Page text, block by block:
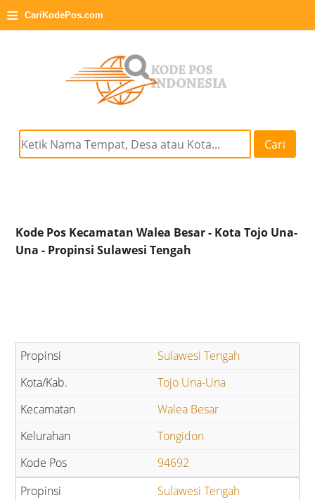
≡ CariKodePos.com
Cari
Kode Pos Kecamatan Walea Besar - Kota Tojo Una-
Una - Propinsi Sulawesi Tengah
Sulawesi Tengah
Tojo Una-Una
Walea Besar
Tongidon
94692
Sulawesi Tengah